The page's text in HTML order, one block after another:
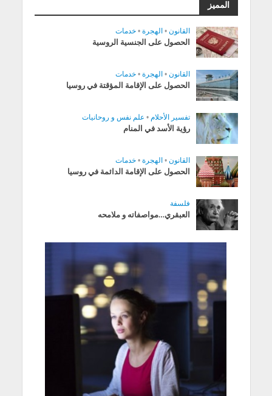
المميز
القانون • الهجرة • خدمات
الحصول على الجنسية الروسية
القانون • الهجرة • خدمات
الحصول على الإقامة المؤقتة في روسيا
تفسير الأحلام • علم نفس و روحانيات
رؤية الأسد في المنام
القانون • الهجرة • خدمات
الحصول على الإقامة الدائمة في روسيا
فلسفة
العبقري…مواصفاته و ملامحه